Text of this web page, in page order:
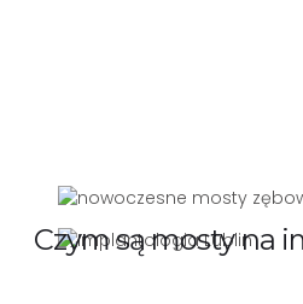
Czym są mosty na